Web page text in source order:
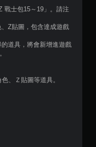
，
共
1
評
戰士包15～19」。請注
Z貼圖，包含達成遊戲
道具，將會新增進遊戲
、Ｚ貼圖等道具。